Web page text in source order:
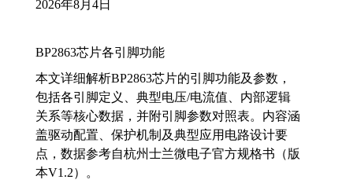
2026年8月4日
BP2863芯片各引脚功能
本文详细解析BP2863芯片的引脚功能及参数，
包括各引脚定义、典型电压/电流值、内部逻辑
关系等核心数据，并附引脚参数对照表。内容涵
盖驱动配置、保护机制及典型应用电路设计要
点，数据参考自杭州士兰微电子官方规格书（版
本V1.2）。